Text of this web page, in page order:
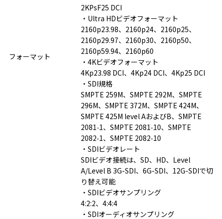
フォーマット
2KPsF25 DCI
・Ultra HDビデオフォーマット
2160p23.98、2160p24、2160p25、
2160p29.97、2160p30、2160p50、
2160p59.94、2160p60
・4Kビデオフォーマット
4Kp23.98 DCI、4Kp24 DCI、4Kp25 DCI
・SDI規格
SMPTE 259M、SMPTE 292M、SMPTE
296M、SMPTE 372M、SMPTE 424M、
SMPTE 425M level AおよびB、SMPTE
2081‑1、SMPTE 2081‑10、SMPTE
2082‑1、SMPTE 2082‑10
・SDIビデオレート
SDIビデオ接続は、SD、HD、Level
A/Level B 3G-SDI、6G-SDI、12G-SDIで切
り替え可能
・SDIビデオサンプリング
4:2:2、4:4:4
・SDIオーディオサンプリング